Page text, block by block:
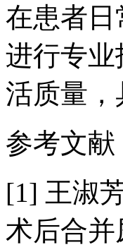
在患者
进行专
活质量
参考文献
[1] 王淑
术后合并